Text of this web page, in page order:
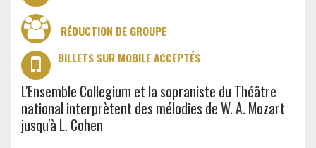
RÉDUCTION DE GROUPE
BILLETS SUR MOBILE ACCEPTÉS
L'Ensemble Collegium et la sopraniste du Théâtre
national interprètent des mélodies de W. A. Mozart
jusqu'à L. Cohen